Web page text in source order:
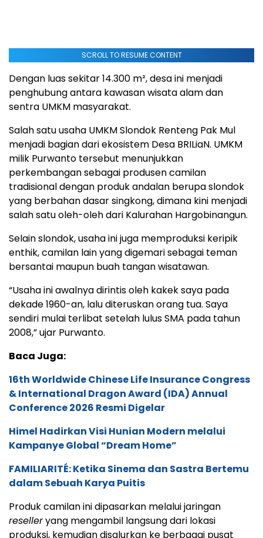
SCROLL TO RESUME CONTENT
Dengan luas sekitar 14.300 m², desa ini menjadi
penghubung antara kawasan wisata alam dan
sentra UMKM masyarakat.
Salah satu usaha UMKM Slondok Renteng Pak Mul
menjadi bagian dari ekosistem Desa BRILiaN. UMKM
milik Purwanto tersebut menunjukkan
perkembangan sebagai produsen camilan
tradisional dengan produk andalan berupa slondok
yang berbahan dasar singkong, dimana kini menjadi
salah satu oleh-oleh dari Kalurahan Hargobinangun.
Selain slondok, usaha ini juga memproduksi keripik
enthik, camilan lain yang digemari sebagai teman
bersantai maupun buah tangan wisatawan.
“Usaha ini awalnya dirintis oleh kakek saya pada
dekade 1960-an, lalu diteruskan orang tua. Saya
sendiri mulai terlibat setelah lulus SMA pada tahun
2008,” ujar Purwanto.
Baca Juga:
16th Worldwide Chinese Life Insurance Congress
& International Dragon Award (IDA) Annual
Conference 2026 Resmi Digelar
Himel Hadirkan Visi Hunian Modern melalui
Kampanye Global “Dream Home”
FAMILIARITÉ: Ketika Sinema dan Sastra Bertemu
dalam Sebuah Karya Puitis
Produk camilan ini dipasarkan melalui jaringan
reselleryang mengambil langsung dari lokasi
produksi, kemudian disalurkan ke berbagai pusat